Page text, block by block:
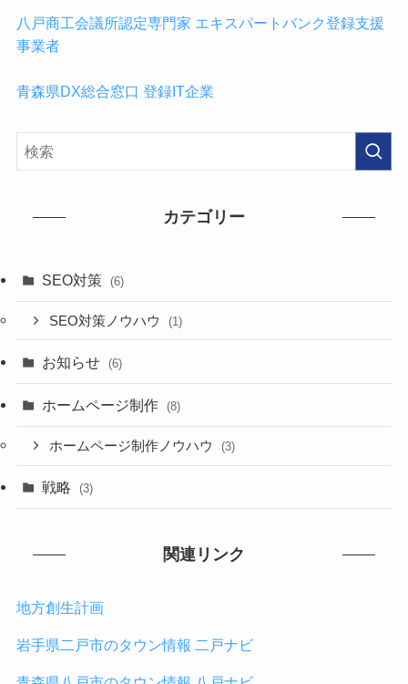
八戸商工会議所認定専門家 エキスパートバンク登録支援
事業者
青森県DX総合窓口 登録IT企業
カテゴリー
SEO対策 (6)
SEO対策ノウハウ (1)
お知らせ (6)
ホームページ制作 (8)
ホームページ制作ノウハウ (3)
戦略 (3)
関連リンク
地方創生計画
岩手県二戸市のタウン情報 二戸ナビ